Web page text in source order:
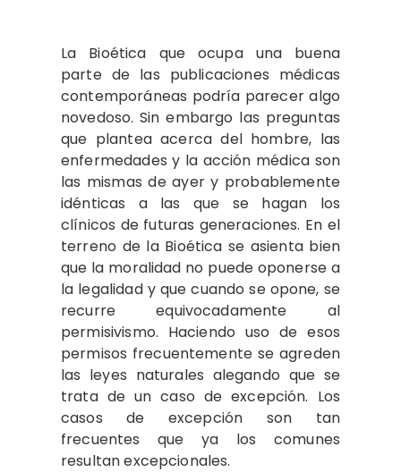
La Bioética que ocupa una buena
parte de las publicaciones médicas
contemporáneas podría parecer algo
novedoso. Sin embargo las preguntas
que plantea acerca del hombre, las
enfermedades y la acción médica son
las mismas de ayer y probablemente
idénticas a las que se hagan los
clínicos de futuras generaciones. En el
terreno de la Bioética se asienta bien
que la moralidad no puede oponerse a
la legalidad y que cuando se opone, se
recurre equivocadamente al
permisivismo. Haciendo uso de esos
permisos frecuentemente se agreden
las leyes naturales alegando que se
trata de un caso de excepción. Los
casos de excepción son tan
frecuentes que ya los comunes
resultan excepcionales.